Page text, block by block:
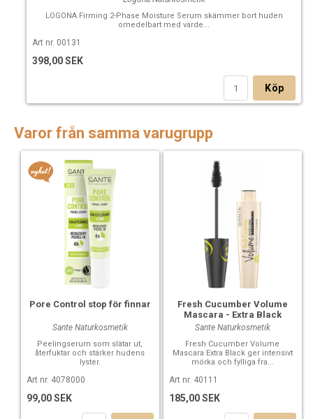
LOGONA Firming 2-Phase Moisture Serum skämmer bort huden
omedelbart med värde...
Art nr. 00131
398,00 SEK
Köp
Varor från samma varugrupp
Pore Control stop för finnar
Sante Naturkosmetik
Peelingserum som slätar ut,
återfuktar och stärker hudens
lyster.
Art nr. 4078000
99,00 SEK
Fresh Cucumber Volume
Mascara - Extra Black
Sante Naturkosmetik
Fresh Cucumber Volume
Mascara Extra Black ger intensivt
mörka och fylliga fra...
Art nr. 40111
185,00 SEK